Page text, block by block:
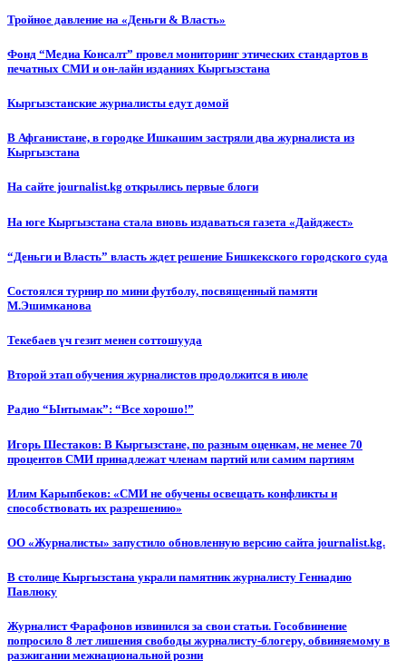
Тройное давление на «Деньги & Власть»
Фонд “Медиа Консалт” провел мониторинг этических стандартов в
печатных СМИ и он-лайн изданиях Кыргызстана
Кыргызстанские журналисты едут домой
В Афганистане, в городке Ишкашим застряли два журналиста из
Кыргызстана
На сайте journalist.kg открылись первые блоги
На юге Кыргызстана стала вновь издаваться газета «Дайджест»
“Деньги и Власть” власть ждет решение Бишкекского городского суда
Состоялся турнир по мини футболу, посвященный памяти
М.Эшимканова
Текебаев үч гезит менен соттошууда
Второй этап обучения журналистов продолжится в июле
Радио “Ынтымак”: “Все хорошо!”
Игорь Шестаков: В Кыргызстане, по разным оценкам, не менее 70
процентов СМИ принадлежат членам партий или самим партиям
Илим Карыпбеков: «СМИ не обучены освещать конфликты и
способствовать их разрешению»
ОО «Журналисты» запустило обновленную версию сайта journalist.kg.
В столице Кыргызстана украли памятник журналисту Геннадию
Павлюку
Журналист Фарафонов извинился за свои статьи. Гособвинение
попросило 8 лет лишения свободы журналисту-блогеру, обвиняемому в
разжигании межнациональной розни